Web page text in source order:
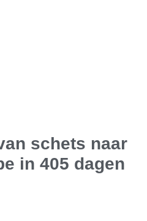
schets naar
in 405 dagen